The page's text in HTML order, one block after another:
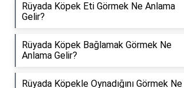
Rüyada Köpek Eti Görmek Ne Anlama
Gelir?
Rüyada Köpek Bağlamak Görmek Ne
Anlama Gelir?
Rüyada Köpekle Oynadığını Görmek Ne